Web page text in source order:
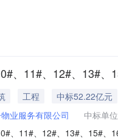
面积约7100平方米范围荣
、11#、12#、13#、
工程
中标52.22亿元
业服务有限公司 中标单位
、11#、12#、13#、15#、